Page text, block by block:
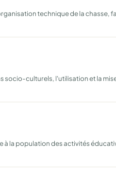
technique de la
culturels, l'utilisation et la
la population des activités